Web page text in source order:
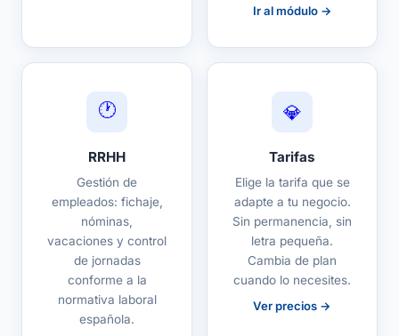
Ir al módulo →
🕐
RRHH
Gestión de
empleados: fichaje,
nóminas,
vacaciones y control
de jornadas
conforme a la
normativa laboral
española.
💎
Tarifas
Elige la tarifa que se
adapte a tu negocio.
Sin permanencia, sin
letra pequeña.
Cambia de plan
cuando lo necesites.
Ver precios →